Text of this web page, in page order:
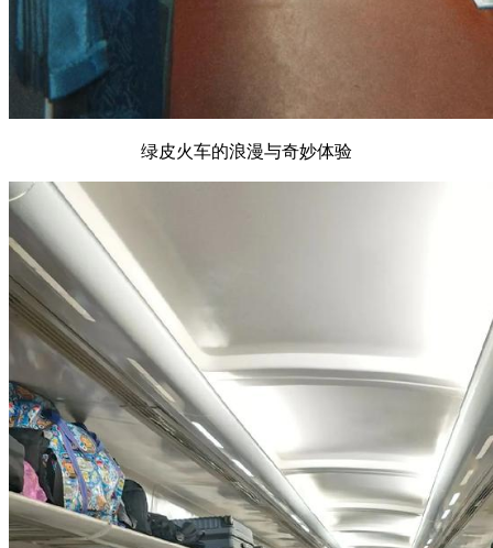
绿皮火车的浪漫与奇妙体验